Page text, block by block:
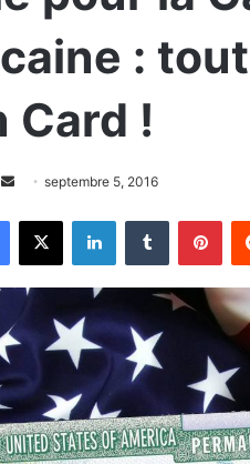
:
Card !
o
y
r
c
o
septembre 5, 2016